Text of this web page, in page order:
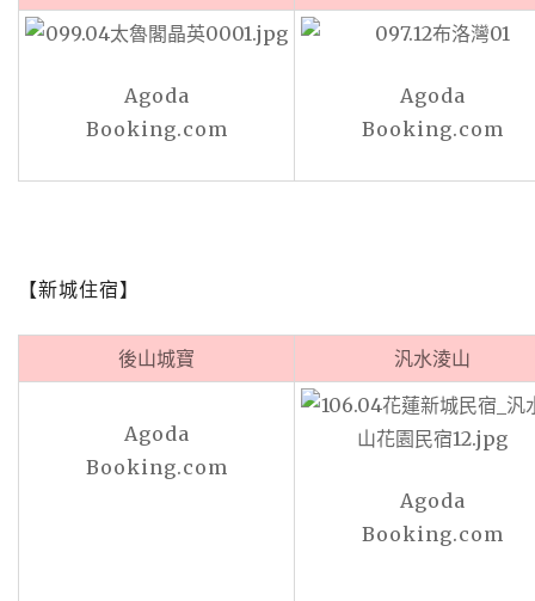
Agoda
Booking.com
Agoda
Booking.com
【新城住宿】
後山城寶 汎水淩山
Agoda
Booking.com
Agoda
Booking.com